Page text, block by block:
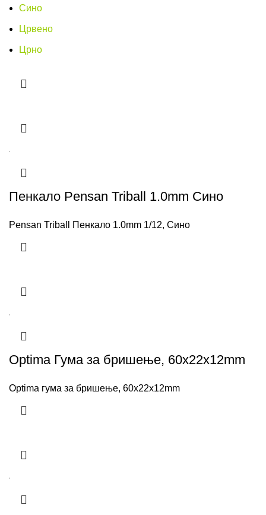
Сино
Црвено
Црно
Пенкало Pensan Triball 1.0mm Сино
Pensan Triball Пенкало 1.0mm 1/12, Сино
Optima Гума за бришење, 60x22x12mm
Optima гума за бришење, 60x22x12mm